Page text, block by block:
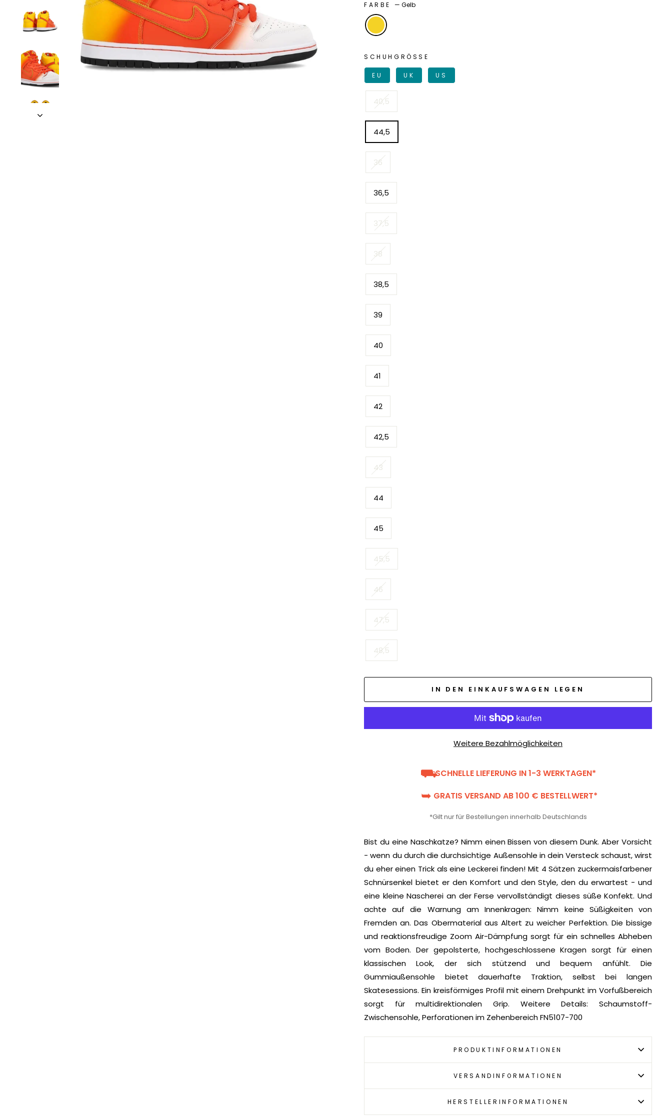
FARBE — Gelb
SCHUHGRÖSSE
EU UK US
40,5
44,5
36
36,5
37,5
38
38,5
39
40
41
42
42,5
43
44
45
45,5
46
47,5
48,5
IN DEN EINKAUFSWAGEN LEGEN
Weitere Bezahlmöglichkeiten
⛟SCHNELLE LIEFERUNG IN 1-3 WERKTAGEN*
➥ GRATIS VERSAND AB 100 € BESTELLWERT*
*Gilt nur für Bestellungen innerhalb Deutschlands
Bist du eine Naschkatze? Nimm einen Bissen von diesem Dunk. Aber Vorsicht
- wenn du durch die durchsichtige Außensohle in dein Versteck schaust, wirst
du eher einen Trick als eine Leckerei finden! Mit 4 Sätzen zuckermaisfarbener
Schnürsenkel bietet er den Komfort und den Style, den du erwartest - und
eine kleine Nascherei an der Ferse vervollständigt dieses süße Konfekt. Und
achte auf die Warnung am Innenkragen: Nimm keine Süßigkeiten von
Fremden an. Das Obermaterial aus Altert zu weicher Perfektion. Die bissige
und reaktionsfreudige Zoom Air-Dämpfung sorgt für ein schnelles Abheben
vom Boden. Der gepolsterte, hochgeschlossene Kragen sorgt für einen
klassischen Look, der sich stützend und bequem anfühlt. Die
Gummiaußensohle bietet dauerhafte Traktion, selbst bei langen
Skatesessions. Ein kreisförmiges Profil mit einem Drehpunkt im Vorfußbereich
sorgt für multidirektionalen Grip. Weitere Details: Schaumstoff-
Zwischensohle, Perforationen im Zehenbereich FN5107-700
PRODUKTINFORMATIONEN
VERSANDINFORMATIONEN
HERSTELLERINFORMATIONEN